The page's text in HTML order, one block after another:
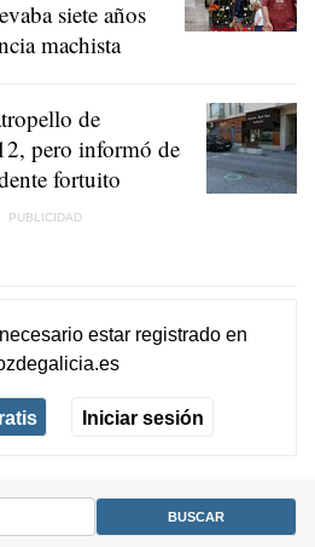
siete años
machista
de
pero informó de
fortuito
estar registradoen
Iniciar sesión